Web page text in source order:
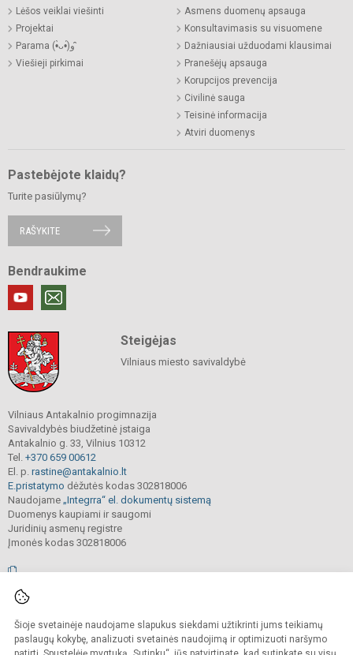
Šioje svetainėje naudojame slapukus siekdami užtikrinti jums teikiamų
paslaugų kokybę, analizuoti svetainės naudojimą ir optimizuoti naršymo
Lėšos veiklai viešinti
Projektai
Parama (•̀ᴗ•́)و ̑̑
Viešieji pirkimai
Asmens duomenų apsauga
Konsultavimasis su visuomene
Dažniausiai užduodami klausimai
Pranešėjų apsauga
Korupcijos prevencija
Civilinė sauga
Teisinė informacija
Atviri duomenys
Pastebėjote klaidų?
Turite pasiūlymų?
RAŠYKITE
Bendraukime
Steigėjas
Vilniaus miesto savivaldybė
Vilniaus Antakalnio progimnazija
Savivaldybės biudžetinė įstaiga
Antakalnio g. 33, Vilnius 10312
Tel. +370 659 00612
El. p. rastine@antakalnio.lt
E.pristatymo dėžutės kodas 302818006
Naudojame „Integrra“ el. dokumentų sistemą
Duomenys kaupiami ir saugomi
Juridinių asmenų registre
Įmonės kodas 302818006
Kopijuoti, cituoti ar kitaip atvaizduoti internetinės svetainės turinį be raštiško
mokyklos vadovų sutikimo yra draudžiama.